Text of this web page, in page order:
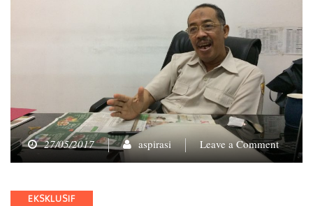
27/05/2017 aspirasi Leave a Commenton
Categories
EKSKLUSIF